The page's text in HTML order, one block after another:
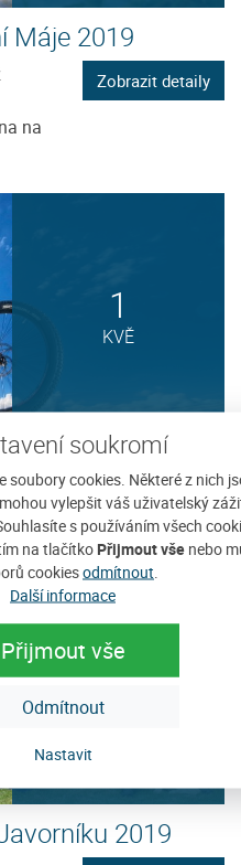
soukromí
soubory cookies. Některé z nich
vylepšit váš uživatelský
s používáním všech
na tlačítko Přijmout vše nebo
cookiesodmítnout
Další informace
Přijmout vše
Odmítnout
Nastavit
Máje 2019
na
Zobrazit detaily
1
KVĚ
výstup 2019
Zobrazit detaily
4
KVĚ
2019